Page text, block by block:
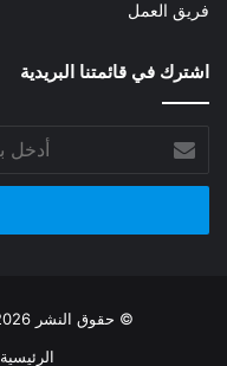
فريق العمل
اشترك في قائمتنا البريدية
أدخل
بريدك
الإلكتروني
© حقوق النشر 2026، جميع الحقوق محفوظة |
الرئيسية